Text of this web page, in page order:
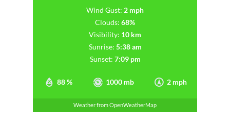
88 % 1000 mb 2 mph
Wind Gust: 2 mph
Clouds: 68%
Visibility: 10 km
Sunrise: 5:38 am
Sunset: 7:09 pm
Weather from OpenWeatherMap